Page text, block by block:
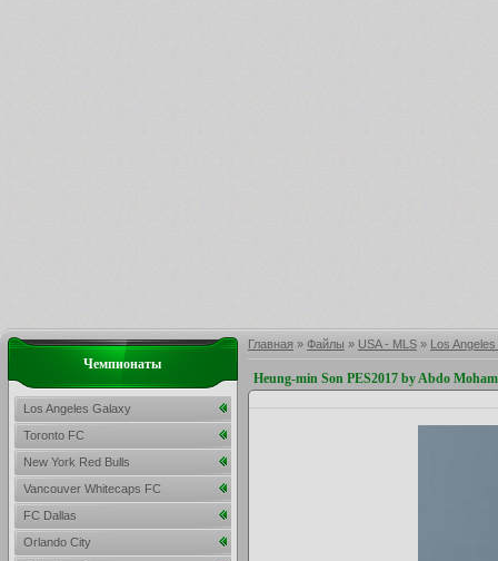
Главная » Файлы » USA - MLS » Los
Heung-min Son PES2017 by Abdo
Чемпионаты
Los Angeles Galaxy
Toronto FC
New York Red Bulls
Vancouver Whitecaps FC
FC Dallas
Orlando City